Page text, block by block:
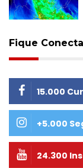
Fique
15.000
+5.000
24.300